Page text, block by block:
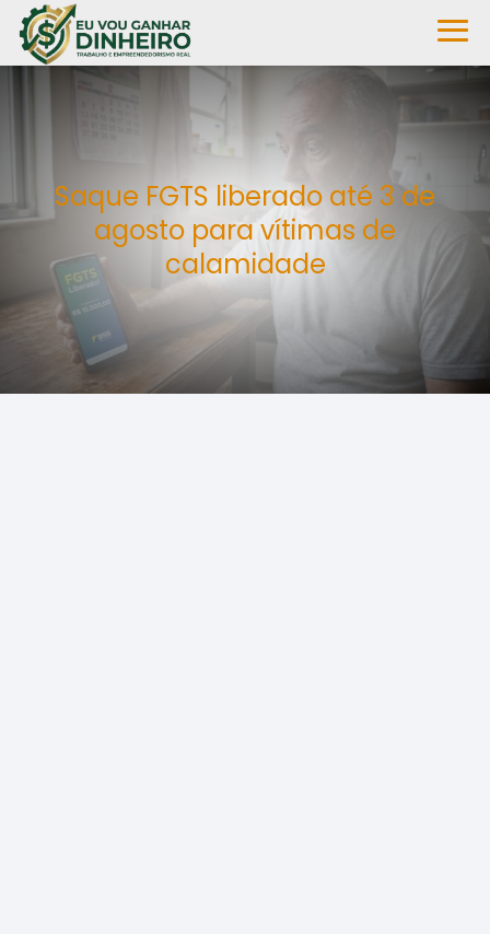
Saque FGTS liberado até 3 de
agosto para vítimas de
calamidade